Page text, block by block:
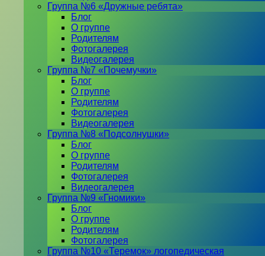
Группа №6 «Дружные ребята»
Блог
О группе
Родителям
Фотогалерея
Видеогалерея
Группа №7 «Почемучки»
Блог
О группе
Родителям
Фотогалерея
Видеогалерея
Группа №8 «Подсолнушки»
Блог
О группе
Родителям
Фотогалерея
Видеогалерея
Группа №9 «Гномики»
Блог
О группе
Родителям
Фотогалерея
Группа №10 «Теремок» логопедическая